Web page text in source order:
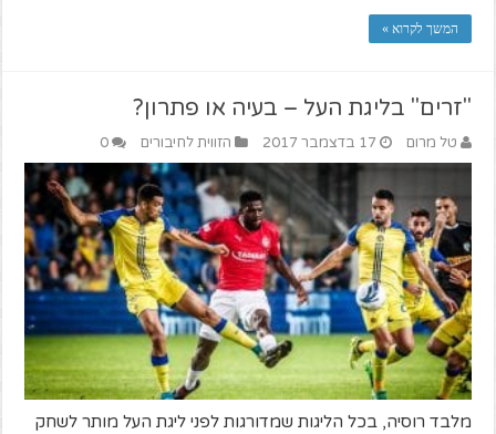
המשך לקרוא »
"זרים" בליגת העל – בעיה או פתרון?
טל מרום 17 בדצמבר 2017 הזווית לחיבורים 0
מלבד רוסיה, בכל הליגות שמדורגות לפני ליגת העל מותר לשחק